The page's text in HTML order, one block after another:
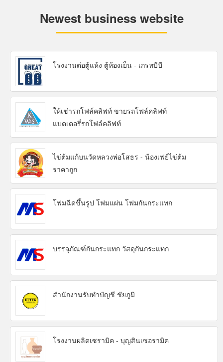
Newest business website
โรงงานต่อตู้แห้ง ตู้ห้องเย็น - เกรทบีบี
ให้เช่ารถโฟล์คลิฟท์ ขายรถโฟล์คลิฟท์
แบตเตอรี่รถโฟล์คลิฟท์
ไข่ต้มแก้บนวัดหลวงพ่อโสธร - น้องเฟย์ไข่ต้ม
ราคาถูก
โฟมฉีดขึ้นรูป โฟมแผ่น โฟมกันกระแทก
บรรจุภัณฑ์กันกระแทก วัสดุกันกระแทก
สำนักงานรับทำบัญชี ชัยภูมิ
โรงงานผลิตเซรามิค - บุญสินเซอรามิค